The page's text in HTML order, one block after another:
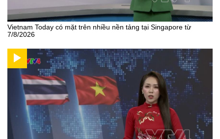
Vietnam Today có mặt trên nhiều nền tảng tại Singapore từ
7/8/2026